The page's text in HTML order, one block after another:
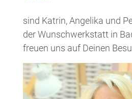
sind Katrin, Angelika und
der Wunschwerkstatt in
freuen uns auf Deinen